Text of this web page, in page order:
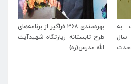
بهره‌مندی ۳۶۸ فراگیر از برنامه‌های
طرح تابستانه زیارتگاه شهیدآیت
الله مدرس(ره)